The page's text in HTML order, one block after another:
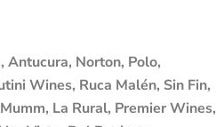
, Antucura, Norton, Polo,
Wines, Ruca Malén, Sin Fin,
La Rural, Premier Wines,